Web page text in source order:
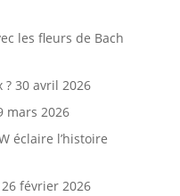
les fleurs de Bach
? 30 avril 2026
mars 2026
éclaire l’histoire
26 février 2026